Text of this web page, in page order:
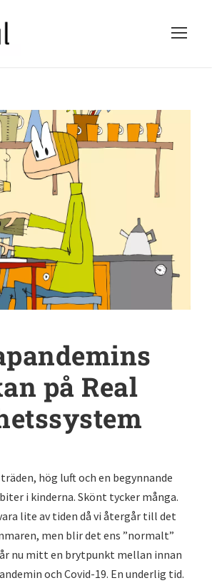
på Real
hög luft och en begynnande
i kinderna. Skönt tycker många.
lite av tiden då vi återgår till det
men blir det ens ”normalt”
nu mitt en brytpunkt mellan innan
och Covid-19. En underlig tid.